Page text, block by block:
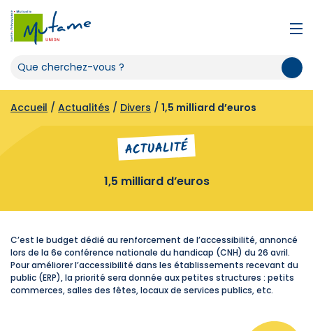
Accueil / Actualités / Divers / 1,5 milliard d’euros
ACTUALITÉ
1,5 milliard d’euros
C’est le budget dédié au renforcement de l’accessibilité, annoncé
lors de la 6e conférence nationale du handicap (CNH) du 26 avril.
Pour améliorer l’accessibilité dans les établissements recevant du
public (ERP), la priorité sera donnée aux petites structures : petits
commerces, salles des fêtes, locaux de services publics, etc.